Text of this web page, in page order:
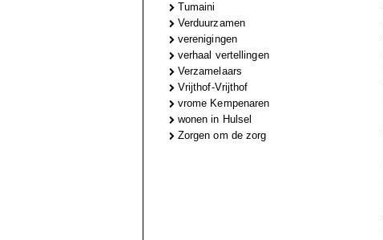
Tumaini
Verduurzamen
verenigingen
verhaal vertellingen
Verzamelaars
Vrijthof-Vrijthof
vrome Kempenaren
wonen in Hulsel
Zorgen om de zorg